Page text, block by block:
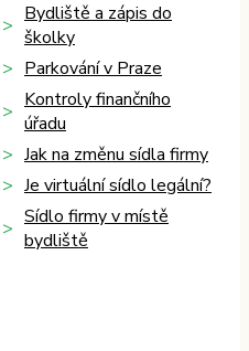
Bydliště a zápis do
školky
Parkování v Praze
Kontroly finančního
úřadu
Jak na změnu sídla firmy
Je virtuální sídlo legální?
Sídlo firmy v místě
bydliště